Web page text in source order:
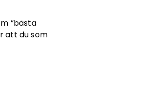
”bästa
att du som